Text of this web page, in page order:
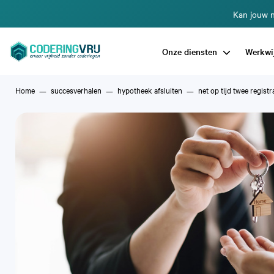
Kan jouw
Onze diensten
Home succesverhalen hypotheek afsluiten net op tijd twee